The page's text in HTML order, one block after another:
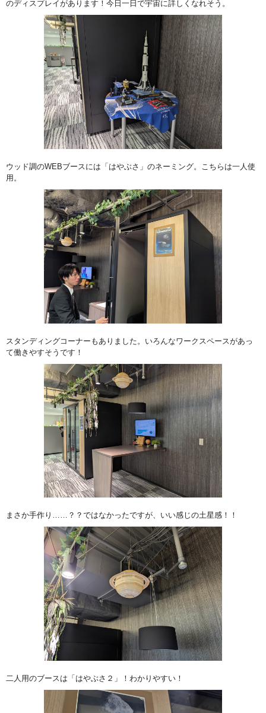
のディスプレイがあります！今日一日で宇宙に詳しくなれそう。
ウッド調のWEBブースには「はやぶさ」のネーミング。こちらは一人使
用。
スタンディングコーナーもありました。いろんなワークスペースがあっ
て働きやすそうです！
まさか手作り……？？ではなかったですが、いい感じの土星感！！
二人用のブースは「はやぶさ２」！わかりやすい！